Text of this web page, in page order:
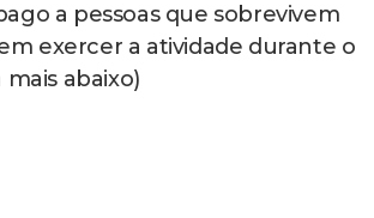
a pessoas que sobrevivem
exercer a atividade durante o
abaixo)